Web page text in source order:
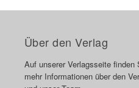
Über den Verlag
Auf unserer Verlagsseite finden
mehr Informationen über den